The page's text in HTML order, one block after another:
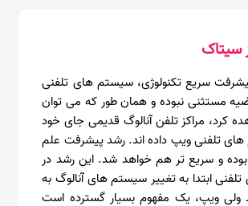
سیتاک
سریع تکنولوژی، سیستم های تلفنی
مستثنی نبوده و همان طور که می توان
کرد، مراکز تلفن آنالوگ قدیمی جای خود
های تلفنی ویپ داده اند. رشد پیشرفت علم
و سریع تر هم خواهد شد. این رشد در
ابتدا به تغییر سیستم های آنالوگ به
ولی ویپ، یک مفهوم بسیار گسترده است